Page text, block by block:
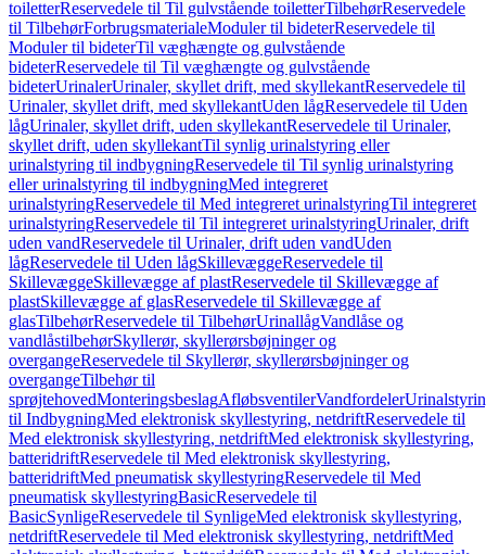
toiletterReservedele til Til gulvstående toiletterTilbehørReservedele
til TilbehørForbrugsmaterialeModuler til bideterReservedele til
Moduler til bideterTil væghængte og gulvstående
bideterReservedele til Til væghængte og gulvstående
bideterUrinalerUrinaler, skyllet drift, med skyllekantReservedele til
Urinaler, skyllet drift, med skyllekantUden lågReservedele til Uden
lågUrinaler, skyllet drift, uden skyllekantReservedele til Urinaler,
skyllet drift, uden skyllekantTil synlig urinalstyring eller
urinalstyring til indbygningReservedele til Til synlig urinalstyring
eller urinalstyring til indbygningMed integreret
urinalstyringReservedele til Med integreret urinalstyringTil integreret
urinalstyringReservedele til Til integreret urinalstyringUrinaler, drift
uden vandReservedele til Urinaler, drift uden vandUden
lågReservedele til Uden lågSkillevæggeReservedele til
SkillevæggeSkillevægge af plastReservedele til Skillevægge af
plastSkillevægge af glasReservedele til Skillevægge af
glasTilbehørReservedele til TilbehørUrinallågVandlåse og
vandlåstilbehørSkyllerør, skyllerørsbøjninger og
overgangeReservedele til Skyllerør, skyllerørsbøjninger og
overgangeTilbehør til
sprøjtehovedMonteringsbeslagAfløbsventilerVandfordeler
til IndbygningMed elektronisk skyllestyring, netdriftReservedele til
Med elektronisk skyllestyring, netdriftMed elektronisk skyllestyring,
batteridriftReservedele til Med elektronisk skyllestyring,
batteridriftMed pneumatisk skyllestyringReservedele til Med
pneumatisk skyllestyringBasicReservedele til
BasicSynligeReservedele til SynligeMed elektronisk skyllestyring,
netdriftReservedele til Med elektronisk skyllestyring, netdriftMed